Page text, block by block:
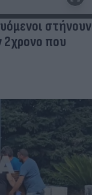
στήνουν
2χρονο που